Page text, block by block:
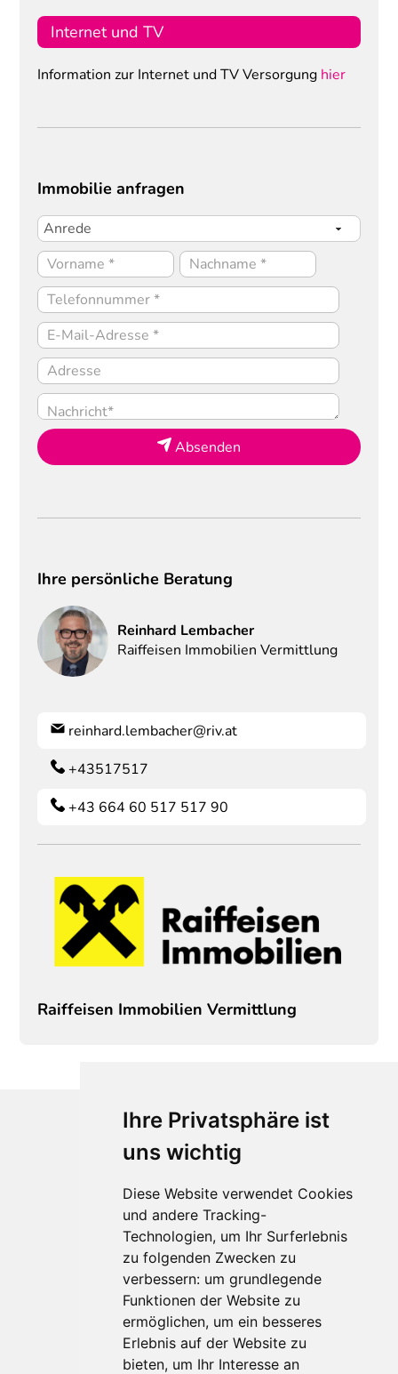
Ihre Privatsphäre ist
uns wichtig
Diese Website verwendet Cookies
und andere Tracking-
Technologien, um Ihr Surferlebnis
zu folgenden Zwecken zu
verbessern: um grundlegende
Funktionen der Website zu
ermöglichen, um ein besseres
Erlebnis auf der Website zu
bieten, um Ihr Interesse an
Internet und TV
Information zur Internet und TV Versorgung hier
Immobilie anfragen
Absenden
Ihre persönliche Beratung
Reinhard Lembacher
Raiffeisen Immobilien Vermittlung
reinhard.lembacher@riv.at
+43517517
+43 664 60 517 517 90
Raiffeisen Immobilien Vermittlung
Für Makler:innen
Über Uns
Vorteile
Kontakt
Software Partner